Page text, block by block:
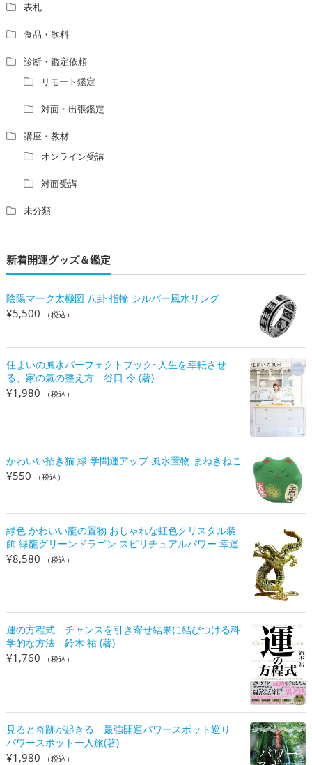
表札
食品・飲料
診断・鑑定依頼
リモート鑑定
対面・出張鑑定
講座・教材
オンライン受講
対面受講
未分類
新着開運グッズ＆鑑定
陰陽マーク太極図 八卦 指輪 シルバー風水リング
¥5,500 （税込）
住まいの風水パーフェクトブック~人生を幸転させ
る、家の氣の整え方 谷口 令 (著)
¥1,980 （税込）
かわいい招き猫 緑 学問運アップ 風水置物 まねきねこ
¥550 （税込）
緑色 かわいい龍の置物 おしゃれな虹色クリスタル装
飾 緑龍グリーンドラゴン スピリチュアルパワー 幸運
¥8,580 （税込）
運の方程式 チャンスを引き寄せ結果に結びつける科
学的な方法 鈴木 祐 (著)
¥1,760 （税込）
見ると奇跡が起きる 最強開運パワースポット巡り
パワースポット一人旅(著)
¥1,980 （税込）